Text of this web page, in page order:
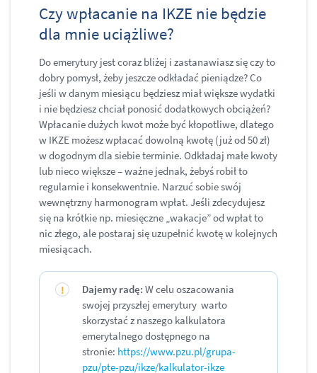
​Czy wpłacanie na IKZE nie będzie
dla mnie uciążliwe?
Do emerytury jest coraz bliżej i zastanawiasz się czy to
dobry pomysł, żeby jeszcze odkładać pieniądze? Co
jeśli w danym miesiącu będziesz miał większe wydatki
i nie będziesz chciał ponosić dodatkowych obciążeń?
Wpłacanie dużych kwot może być kłopotliwe, dlatego
w IKZE możesz wpłacać dowolną kwotę (już od 50 zł)
w dogodnym dla siebie terminie. Odkładaj małe kwoty
lub nieco większe – ważne jednak, żebyś robił to
regularnie i konsekwentnie. Narzuć sobie swój
wewnętrzny harmonogram wpłat. Jeśli zdecydujesz
się na krótkie np. miesięczne „wakacje” od wpłat to
nic złego, ale postaraj się uzupełnić kwotę w kolejnych
miesiącach.
Dajemy radę: W celu oszacowania
swojej przyszłej emerytury warto
skorzystać z naszego kalkulatora
emerytalnego dostępnego na
stronie: https://www.pzu.pl/grupa-
pzu/pte-pzu/ikze/kalkulator-ikze